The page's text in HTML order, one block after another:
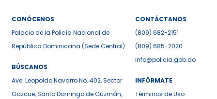
CONÓCENOS
Palacio de la Policía Nacional de
República Dominicana (Sede Central)
BÚSCANOS
Ave. Leopoldo Navarro No. 402, Sector
Gazcue, Santo Domingo de Guzmán,
CONTÁCTANOS
(809) 682-2151
(809) 685-2020
info@policia.gob.do
INFÓRMATE
Términos de Uso